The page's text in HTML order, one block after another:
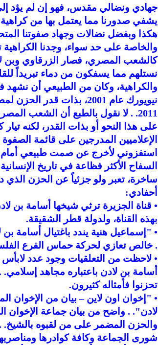
جهادي ونضالي مقدس، فهو إن لم يؤد
يشفي صدورنا مما يعتمل بها من
هكذا وبفضل نضالات وجهاد صفوتنا
والخاصة على حد سواء، وجدنا
كالشعب المصري، فصار الزرقاوي وبن
نستلهم مما يسفكون من دماء تبريداً
والكراهية، وكان من الطبيعي أن
نيويورك عام 2001، بذات
2011. . لا نقول بالطبع أن الشعب
على هذا النحو أو بذات القدر، لكنه
الإعلاميين المدرجين على قائمة
استفزوني لأخرج عن صمت طبيعي
السفاح الأكثر فظاعة في تاريخ
ساخرة، تعبر ولو جزئياً عن الحزن
أحفادي:
• قناة الجزيرة ترثي شيخها أسامة بن
بهذه القناة، ولدولة قطر الشقيقة.
• "إسماعيل هنية يندد باغتيال أسامة
. خالص تعازي لحركة حماس الفرع
• لاحظت من التعلقيات وجود عدد
أسامة بن لادن باعتباره مجاهد إسلامي.
تحزنوا فأمثاله كثيرون.
• "إخوان اون لاين – بيان من الإخوان
لادن". . واضح من بيان جماعة الإخوان
والحزن المضمر على من لقبوه
شورى الجماعة وكافة كوادرها